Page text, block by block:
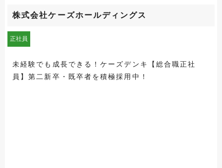
株式会社ケーズホールディングス
正社員
未経験でも成長できる！ケーズデンキ【総合職正社
員】第二新卒・既卒者を積極採用中！